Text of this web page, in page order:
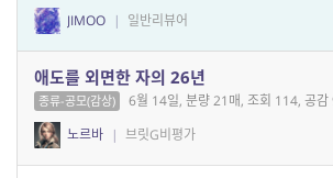
JIMOO | 일반리뷰어
애도를 외면한 자의 26년
종류-공모(감상)
6월 14일, 분량 21매, 조회 114, 공감
노르바 | 브릿G비평가